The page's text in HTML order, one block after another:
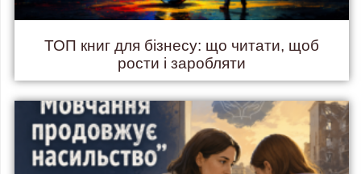
ТОП книг для бізнесу: що читати, щоб
рости і заробляти